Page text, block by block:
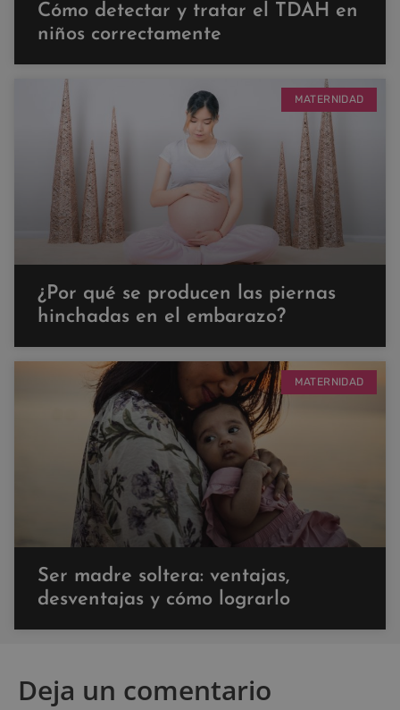
Cómo detectar y tratar el TDAH en
niños correctamente
MATERNIDAD
¿Por qué se producen las piernas
hinchadas en el embarazo?
MATERNIDAD
Ser madre soltera: ventajas,
desventajas y cómo lograrlo
Deja un comentario